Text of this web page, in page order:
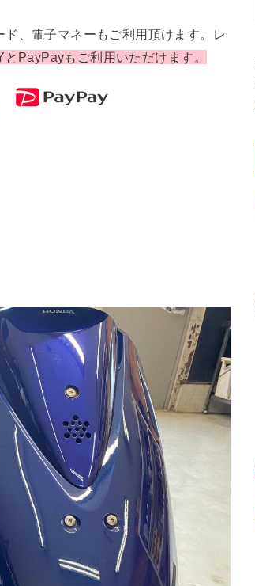
、電子マネーもご利用頂けます。レ
とPayPayもご利用いただけます。